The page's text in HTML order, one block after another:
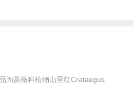
为蔷薇科植物山里红Crataegus